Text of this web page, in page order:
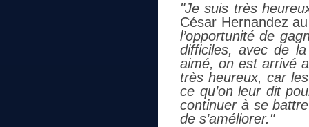
"Je suis très
César Hernandez
l’opportunité de
difficiles, avec de la
aimé, on est arrivé
très heureux, car
ce qu’on leur dit
continuer à se
de s’améliorer."